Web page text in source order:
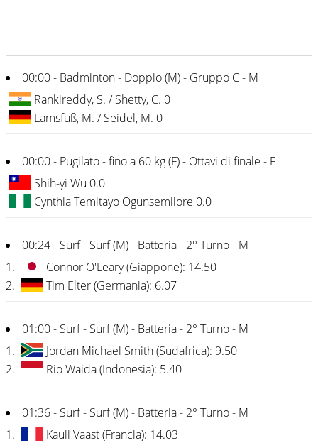
00:00 - Badminton - Doppio (M) - Gruppo C - M
Rankireddy, S. / Shetty, C. 0
Lamsfuß, M. / Seidel, M. 0
00:00 - Pugilato - fino a 60 kg (F) - Ottavi di finale - F
Shih-yi Wu 0.0
Cynthia Temitayo Ogunsemilore 0.0
00:24 - Surf - Surf (M) - Batteria - 2° Turno - M
1.
Connor O'Leary (Giappone): 14.50
2.
Tim Elter (Germania): 6.07
01:00 - Surf - Surf (M) - Batteria - 2° Turno - M
1.
Jordan Michael Smith (Sudafrica): 9.50
2.
Rio Waida (Indonesia): 5.40
01:36 - Surf - Surf (M) - Batteria - 2° Turno - M
1.
Kauli Vaast (Francia): 14.03